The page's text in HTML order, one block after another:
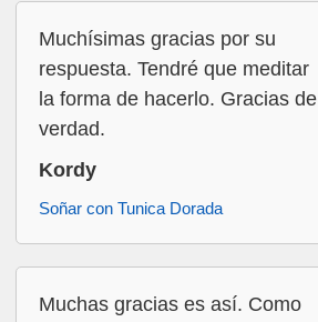
Muchísimas gracias por su
respuesta. Tendré que meditar
la forma de hacerlo. Gracias de
verdad.
Kordy
Soñar con Tunica Dorada
Muchas gracias es así. Como